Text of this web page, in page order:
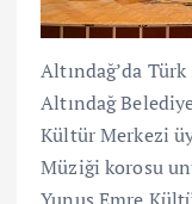
Altındağ’da
Altındağ
Kültür Merkezi
Müziği korosu